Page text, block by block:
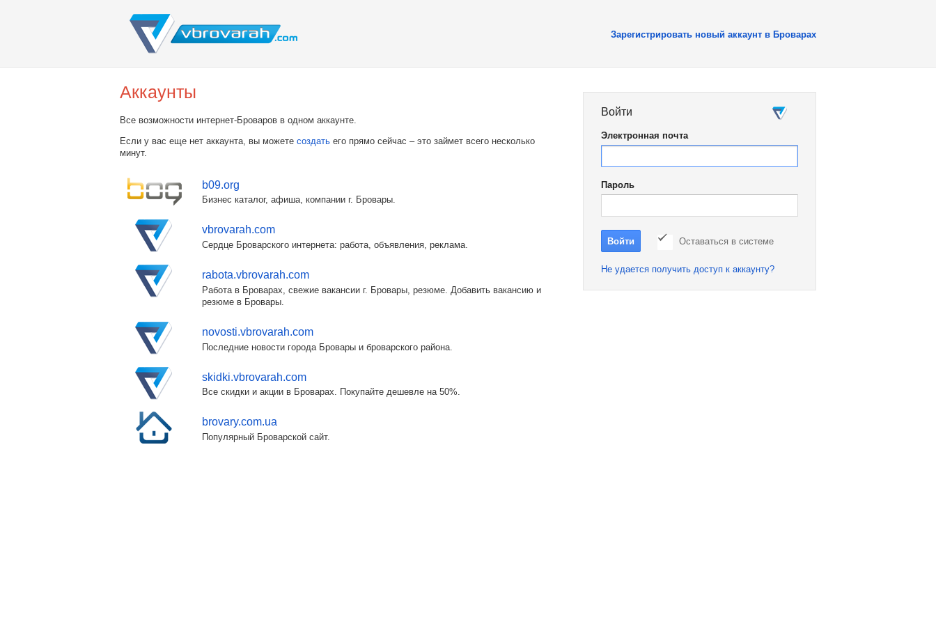
Зарегистрировать новый аккаунт в Броварах
Войти
Электронная почта
Пароль
Оставаться в системе
Не удается получить доступ к аккаунту?
Аккаунты
Все возможности интернет-Броваров в одном аккаунте.
Если у вас еще нет аккаунта, вы можете создать его прямо сейчас – это займет всего несколько
минут.
b09.org
Бизнес каталог, афиша, компании г. Бровары.
vbrovarah.com
Сердце Броварского интернета: работа, объявления, реклама.
rabota.vbrovarah.com
Работа в Броварах, свежие вакансии г. Бровары, резюме. Добавить вакансию и
резюме в Бровары.
novosti.vbrovarah.com
Последние новости города Бровары и броварского района.
skidki.vbrovarah.com
Все скидки и акции в Броварах. Покупайте дешевле на 50%.
brovary.com.ua
Популярный Броварской сайт.